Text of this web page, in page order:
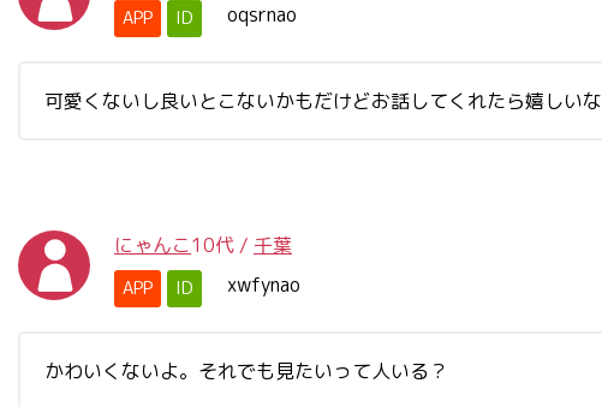
APP ID oqsrnao
可愛くないし良いとこないかもだけどお話してくれたら嬉しいな
にゃんこ10代 / 千葉
APP ID xwfynao
かわいくないよ。それでも見たいって人いる？